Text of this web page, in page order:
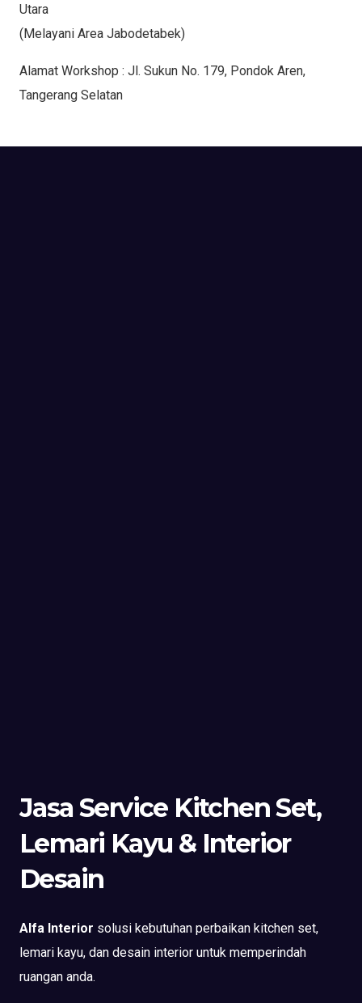
Utara
(Melayani Area Jabodetabek)
Alamat Workshop : Jl. Sukun No. 179, Pondok Aren,
Tangerang Selatan
Jasa Service Kitchen Set,
Lemari Kayu & Interior
Desain
Alfa Interior solusi kebutuhan perbaikan kitchen set,
lemari kayu, dan desain interior untuk memperindah
ruangan anda.